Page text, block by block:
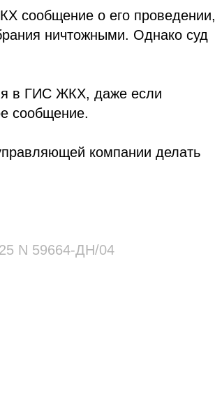
сообщение о его проведении,
ничтожными. Однако суд
в ГИС ЖКХ, даже если
сообщение.
компании делать
N 59664-ДН/04